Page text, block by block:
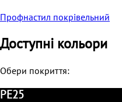
Профнастил покрівельний
Доступні кольори
Обери покриття:
PE25